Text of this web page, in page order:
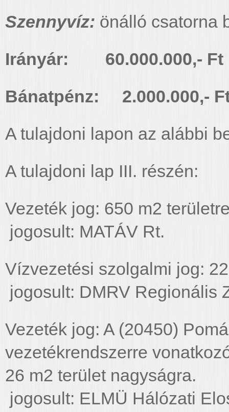
Szennyvíz: önálló csatorna
Irányár: 60.000.000,- Ft
Bánatpénz: 2.000.000,-
A tulajdoni lapon az alábbi
A tulajdoni lap III. részén:
Vezeték jog:
jogosult: MATÁV Rt.
Vízvezetési szolgalmi jog:
jogosult: DMRV Regionális
Vezeték jog: A (20450)
vezetékrendszerre
26 m2
jogosult: ELMÜ Hálózati